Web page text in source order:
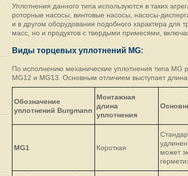
Уплотнения данного типа используются в таких
роторные насосы, винтовые насосы, насосы-
и в другом оборудовании подобного характера для
масс, но и продуктов с твердыми примесями,
Виды торцевых уплотнений MG:
По исполнению механические уплотнения типа MG
MG12 и MG13. Основным отличием выступает длина
Обозначение
уплотнений Burgmann
Монтажная
длина
уплотнения
MG1 Короткая
может